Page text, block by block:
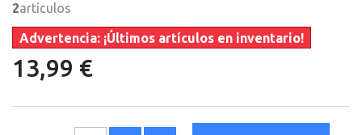
2artículos
Advertencia: ¡Últimos artículos en inventario!
13,99 €